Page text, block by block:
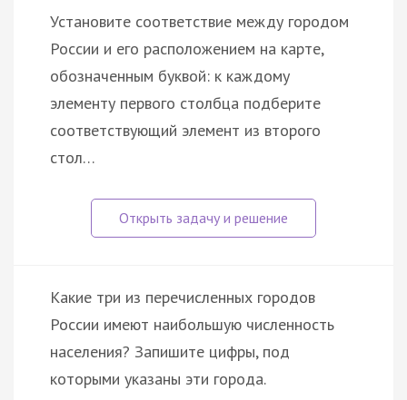
Установите соответствие между городом
России и его расположением на карте,
обозначенным буквой: к каждому
элементу первого столбца подберите
соответствующий элемент из второго
стол…
Какие три из перечисленных городов
России имеют наибольшую численность
населения? Запишите цифры, под
которыми указаны эти города.